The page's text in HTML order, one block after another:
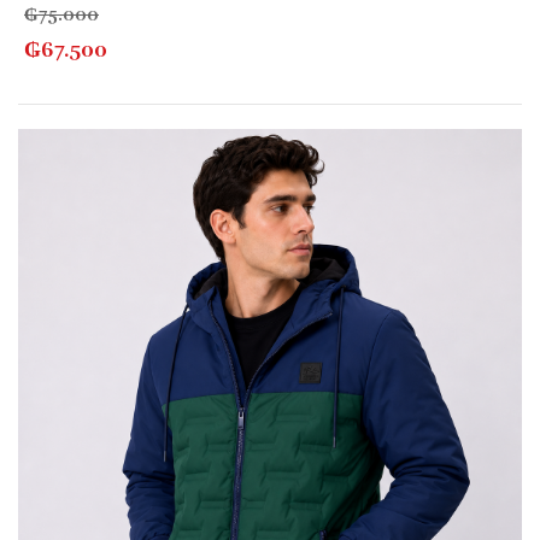
₲75.000
₲67.500